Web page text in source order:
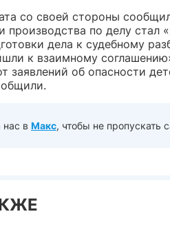
со своей стороны
производства по делу стал
дела к судебному
к взаимному
заявлений об опасности
нас в Макс, чтобы не пропускать